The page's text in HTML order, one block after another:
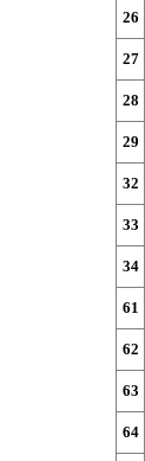
26
27
28
29
32
33
34
61
62
63
64